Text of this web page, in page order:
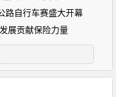
路自行车赛盛大开幕
展贡献保险力量